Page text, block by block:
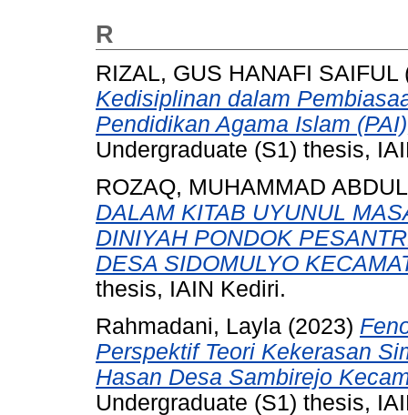
R
RIZAL, GUS HANAFI SAIFUL
Kedisiplinan dalam
Pendidikan Agama Islam
Undergraduate (S1) thesis,
ROZAQ, MUHAMMAD
DALAM KITAB UYUNUL
DINIYAH PONDOK
DESA SIDOMULYO
thesis, IAIN Kediri.
Rahmadani, Layla (2023)
Perspektif Teori Kekerasan
Hasan Desa Sambirejo
Undergraduate (S1) thesis,